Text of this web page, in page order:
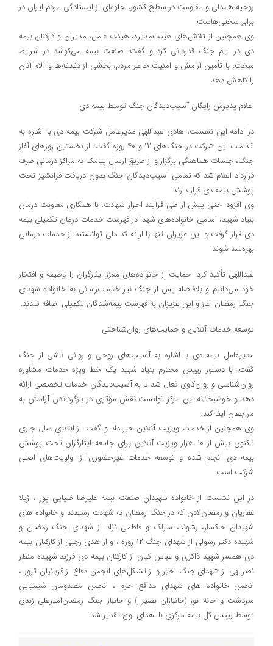
روحیه همدلی و مقاومت در سطح کشور، جلوه‌ای از ایستادگی مردم ایران در
برابر سختی‌هاست.
وی همچنین از تلاش‌های هیئت‌مدیره، هیئت عامل، مدیران و کارکنان بیمه
دی در ایام جنگ قدردانی کرد و گفت: صنعت بیمه می‌کوشد در شرایط
سخت، با تأمین آرامش و امنیت خاطر مردم، بخشی از دغدغه‌ها و آلام آنان
را کاهش دهد.
اعلام پذیرش رایگان آسیب‌دیدگان جنگ توسط بیمه دی
در ادامه این نشست، هادی عبداللهی مدیرعامل شرکت بیمه دی با اشاره به
اقدامات این شرکت در جنگ‌های ۱۲ و ۴۰ روزه گفت: از نخستین روزهای آغاز
جنگ، جلسات هماهنگی برگزار و از طریق ارسال پیامک به مراکز درمانی طرف
قرارداد اعلام شد که تمامی آسیب‌دیدگان جنگ بدون دریافت فرانشیز تحت
پوشش بیمه دی قرار دارند.
وی افزود: حتی پیش از طی فرآیند احراز شهادت، با همکاری معاونت درمان
بنیاد شهید، اسامی خانواده‌های شهدا در فهرست خدمات درمان تکمیلی بیمه
دی قرار گرفت و این عزیزان تنها با ارائه کد ملی توانستند از خدمات درمانی
بهره‌مند شوند.
عبداللهی تأکید کرد: حمایت از خانواده‌های معزز ایثارگران را وظیفه و افتخار
خود می‌دانیم و بلافاصله پس از جنگ نیز خدمات‌رسانی به خانواده شهدای
جنگ رمضان آغاز و این عزیزان به فهرست بیمه‌شدگان تکمیلی اضافه شدند.
توسعه خدمات آنلاین و حمایت‌های روان‌شناختی
مدیرعامل بیمه دی با اشاره به آسیب‌های روحی و روانی ناشی از جنگ
گفت: با دستور رییس محترم بنیاد شهید یک خط ویژه خدمات مشاوره
روان‌شناسی و روان‌کاوی فعال شد تا به آسیب‌دیدگان خدمات تخصصی ارائه
دهد و خوشبختانه این مرکز توانست نقش مؤثری در بازگرداندن آرامش به
مراجعان ایفا کند.
وی همچنین از خدمات ویزیت آنلاین خبر داد و گفت: از ابتدای سال جاری
تاکنون بیش از ۱۰ هزار ویزیت آنلاین برای جامعه ایثارگران تحت پوشش
بیمه دی انجام شده و توسعه خدمات غیرحضوری از اولویت‌های اصلی
شرکت است.
در این نشست از خانواده شهیدان ‌صنعت بیمه علیرضا ضیایی پور ، ژیلا
غفاریان و رمضان‌لادن که در جنگ رمضان به شهادت رسیدند و خانواده های
شهیدان خاکسار، رشوند، سرلک و فاطمی نژاد از شهدای جنگ رمضان و
شهیده دکتر رسولی از شهدای جنگ ۱۲ روزه ، و از هدی رجبی از کارکنان بیمه
دی همسر شهید ذاکری و عباس کیان از کارکنان بیمه دی فرزند شهیده منظر
نصرالهی از شهدای جنگ اخیر و از تشکل‌های انجمن دفاع از قربانیان ترور ،
انجمن خانواده های شهدای مدافع حرم ، انجمن مصدومان شیمیایی
سردشت و خانه نور (جانبازان بصیر ) و جانباز جنگ رمضان‌امیرعلی زندی
توسط رییس کل بیمه مرکزی با اهدای لوح تقدیر شد.